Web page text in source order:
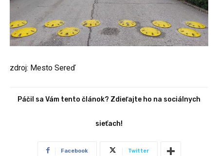
zdroj: Mesto Sereď
Páčil sa Vám tento článok? Zdieľajte ho na sociálnych
sieťach!
Facebook Twitter